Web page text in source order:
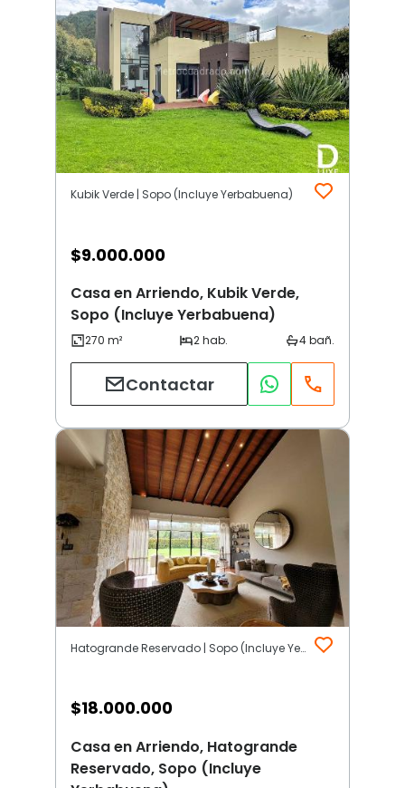
Kubik Verde | Sopo (Incluye Yerbabuena)
$9.000.000
Casa en Arriendo, Kubik Verde,
Sopo (Incluye Yerbabuena)
Contactar
Hatogrande Reservado | Sopo (Incluye Yerbabuena)
$18.000.000
Casa en Arriendo, Hatogrande
Reservado, Sopo (Incluye